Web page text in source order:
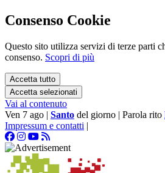
Consenso Cookie
Questo sito utilizza servizi di terze parti
consenso. Scopri di più
Accetta tutto
Accetta selezionati
Vai al contenuto
Ven 7 ago | Santo del giorno | Parola rito
Impressum e contatti |